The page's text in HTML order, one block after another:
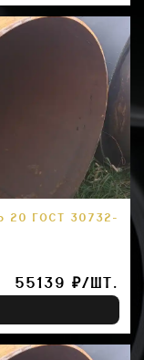
20 ГОСТ 30732-
55139 ₽/ШТ.